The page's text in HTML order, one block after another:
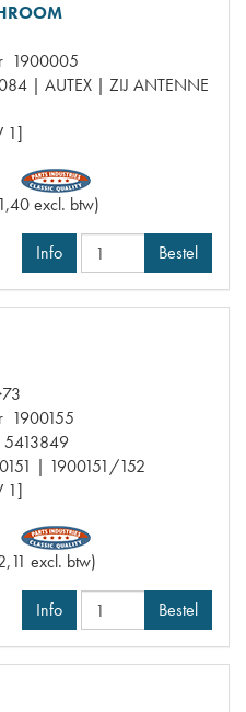
1900005
| AUTEX | ZIJ ANTENNE
1]
excl. btw)
Info Bestel
1900155
5413849
| 1900151/152
1]
excl. btw)
Info Bestel